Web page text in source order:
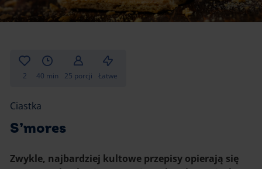
Zupy i kremy
Inne
Ciasta i desery
Napoje i koktajle
Gotowanie
Desery i przekąski
2 40 min 25 porcji Łatwe
Ciastka
S’mores
Zwykle, najbardziej kultowe przepisy opierają się